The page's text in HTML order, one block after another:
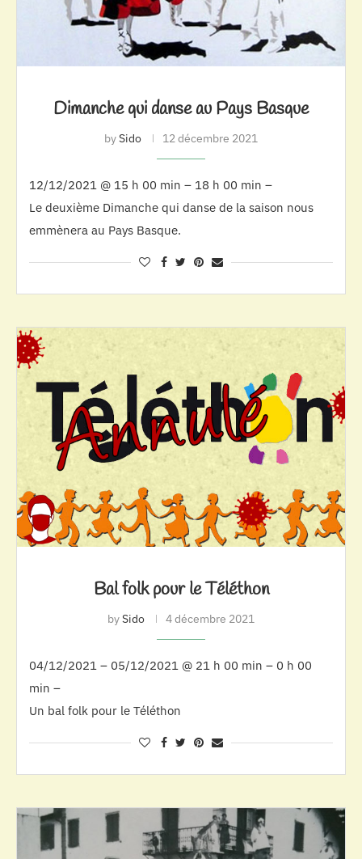
Dimanche qui danse au Pays Basque
bySido 12 décembre 2021
12/12/2021 @ 15 h 00 min – 18 h 00 min –
Le deuxième Dimanche qui danse de la saison nous
emmènera au Pays Basque.
Bal folk pour le Téléthon
bySido 4 décembre 2021
04/12/2021 – 05/12/2021 @ 21 h 00 min – 0 h 00
min –
Un bal folk pour le Téléthon